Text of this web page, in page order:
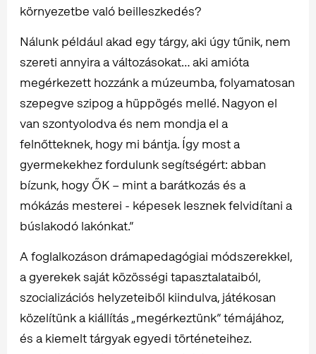
környezetbe való beilleszkedés?
Nálunk például akad egy tárgy, aki úgy tűnik, nem
szereti annyira a változásokat… aki amióta
megérkezett hozzánk a múzeumba, folyamatosan
szepegve szipog a hüppögés mellé. Nagyon el
van szontyolodva és nem mondja el a
felnőtteknek, hogy mi bántja. Így most a
gyermekekhez fordulunk segítségért: abban
bízunk, hogy ŐK – mint a barátkozás és a
mókázás mesterei - képesek lesznek felvidítani a
búslakodó lakónkat.”
A foglalkozáson drámapedagógiai módszerekkel,
a gyerekek saját közösségi tapasztalataiból,
szocializációs helyzeteiből kiindulva, játékosan
közelítünk a kiállítás „megérkeztünk” témájához,
és a kiemelt tárgyak egyedi történeteihez.